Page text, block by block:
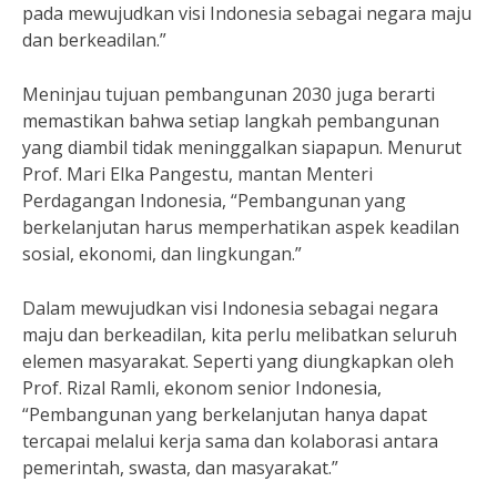
pada mewujudkan visi Indonesia sebagai negara maju
dan berkeadilan.”
Meninjau tujuan pembangunan 2030 juga berarti
memastikan bahwa setiap langkah pembangunan
yang diambil tidak meninggalkan siapapun. Menurut
Prof. Mari Elka Pangestu, mantan Menteri
Perdagangan Indonesia, “Pembangunan yang
berkelanjutan harus memperhatikan aspek keadilan
sosial, ekonomi, dan lingkungan.”
Dalam mewujudkan visi Indonesia sebagai negara
maju dan berkeadilan, kita perlu melibatkan seluruh
elemen masyarakat. Seperti yang diungkapkan oleh
Prof. Rizal Ramli, ekonom senior Indonesia,
“Pembangunan yang berkelanjutan hanya dapat
tercapai melalui kerja sama dan kolaborasi antara
pemerintah, swasta, dan masyarakat.”